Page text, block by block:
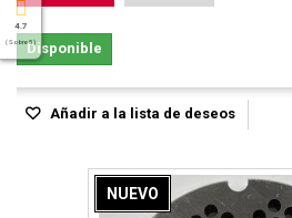
Disponible
Añadir a la lista de deseos
NUEVO
4.7
( Sobre 5 )